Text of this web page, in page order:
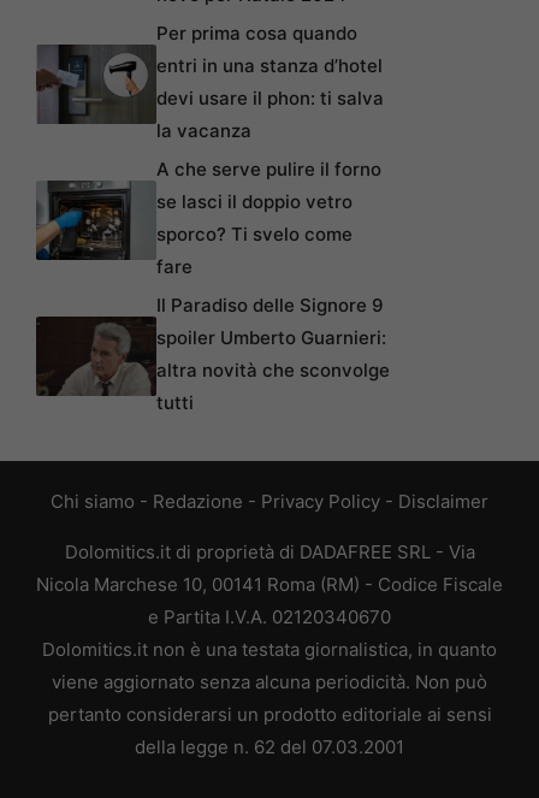
Per prima cosa quando
entri in una stanza d’hotel
devi usare il phon: ti salva
la vacanza
A che serve pulire il forno
se lasci il doppio vetro
sporco? Ti svelo come
fare
Il Paradiso delle Signore 9
spoiler Umberto Guarnieri:
altra novità che sconvolge
tutti
Chi siamo - Redazione - Privacy Policy - Disclaimer
Dolomitics.it di proprietà di DADAFREE SRL - Via
Nicola Marchese 10, 00141 Roma (RM) - Codice Fiscale
e Partita I.V.A. 02120340670
Dolomitics.it non è una testata giornalistica, in quanto
viene aggiornato senza alcuna periodicità. Non può
pertanto considerarsi un prodotto editoriale ai sensi
della legge n. 62 del 07.03.2001